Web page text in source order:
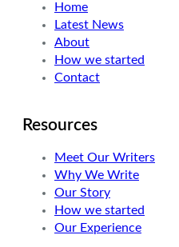
Home
Latest News
About
How we started
Contact
Resources
Meet Our Writers
Why We Write
Our Story
How we started
Our Experience